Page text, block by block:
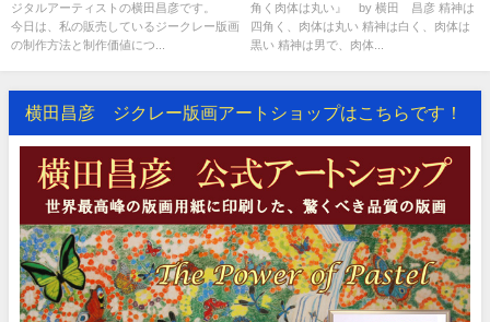
の関係。
ジタルアーティストの横田昌彦です。
今日は、私の販売しているジークレー版画
の制作方法と制作価値につ...
イン・通し番号・証明書付き版
画購入ページ
角く肉体は丸い』 by 横田 昌彦 精神は
四角く、肉体は丸い 精神は白く、肉体は
黒い 精神は男で、肉体...
横田昌彦 ジクレー版画アートショップはこちらです！